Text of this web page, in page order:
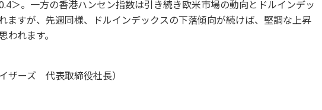
＞。一方の香港ハンセン指数は引き続き欧米市場の動向とドルインデッ
ますが、先週同様、ドルインデックスの下落傾向が続けば、堅調な上昇
れます。
ザーズ 代表取締役社長）